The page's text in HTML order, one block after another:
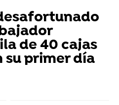
de 40 cajas
su primer día